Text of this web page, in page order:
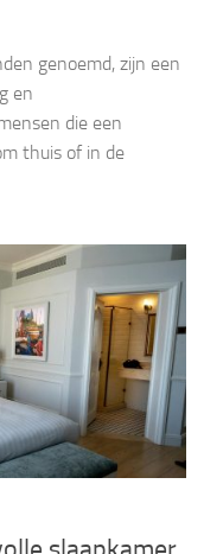
genoemd, zijn een
en
die een
thuis of in de